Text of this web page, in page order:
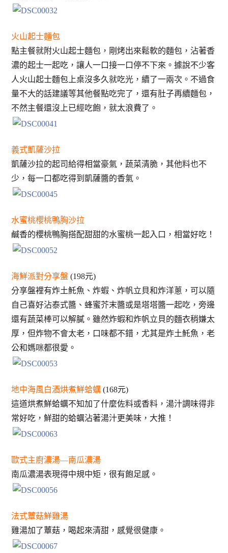
火山起士麵包
點主餐就附火山起士麵包，剛烤出來鬆軟的麵包，沾著香
濃的起士一起吃，讓人一口接一口停不下來。據說不少客
人火山起士麵包上桌沒多久就吃光，續了一兩次。不過食
量不大的話建議等其他餐點吃完了，還有肚子再續麵包，
不然主餐還沒上已經吃飽，就太浪費了。
義式凱薩沙拉
凱薩沙拉的起司給得相當豪氣，蔬菜清脆，其他料也不
少，每一口都吃得到凱薩醬的香氣。
水蜜桃櫻桃鴨胸沙拉
鹹香的櫻桃鴨胸搭配甜甜的水蜜桃一起入口，相當好吃！
海鮮派對分享盤 (198元)
分享盤裡有炸土魠魚、炸蝦、炸帆立貝和炸洋蔥，可以隨
自己喜好沾泰式醬、蜂蜜芥末醬或是塔塔醬一起吃，旁邊
還有蔬菜棒可以解膩。雖然炸蝦和炸帆立貝的麵衣稍嫌太
厚，但炸物不會太老，口味都不錯，尤其是炸土魠魚，老
公和媽咪都很愛。
地中海風白酒烘煮鮮蛤蠣 (168元)
這道烘煮鮮蛤蠣不知加了什麼佐料或香料，湯汁調味得非
常好吃，鮮甜的蛤蠣沾著湯汁更美味，大推！
歐式主廚濃湯—南瓜濃湯
南瓜濃湯表現得中規中矩，很有飽足感。
法式蕈菇鮮雞湯
雞湯加了蕈菇，喝起來清甜，感覺很健康。